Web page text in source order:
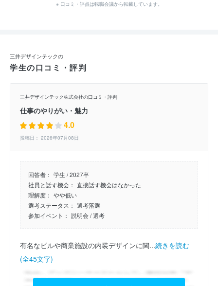
※ 口コミ・評点は転職会議から転載しています。
三井デザインテックの
学生の口コミ・評判
三井デザインテック株式会社の口コミ・評判
仕事のやりがい・魅力
4.0
投稿日： 2026年07月08日
回答者： 学生 / 2027卒
社員と話す機会： 直接話す機会はなかった
理解度： やや低い
選考ステータス： 選考落選
参加イベント： 説明会/ 選考
有名なビルや商業施設の内装デザインに関...続きを読む
(全45文字)